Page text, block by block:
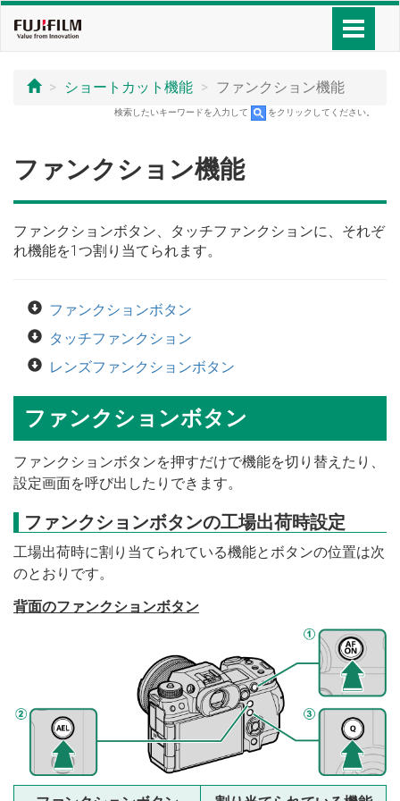
ショートカット機能 ファンクション機能
検索したいキーワードを入力して をクリックしてください。
ファンクション機能
ファンクションボタン、タッチファンクションに、それぞ
れ機能を1つ割り当てられます。
ファンクションボタン
タッチファンクション
レンズファンクションボタン
ファンクションボタン
ファンクションボタンを押すだけで機能を切り替えたり、
設定画面を呼び出したりできます。
ファンクションボタンの工場出荷時設定
工場出荷時に割り当てられている機能とボタンの位置は次
のとおりです。
背面のファンクションボタン